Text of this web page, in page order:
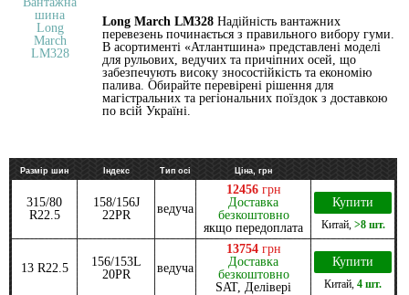
Long March LM328 Надійність вантажних
перевезень починається з правильного вибору гуми.
В асортименті «Атлантшина» представлені моделі
для рульових, ведучих та причіпних осей, що
забезпечують високу зносостійкість та економію
палива. Обирайте перевірені рішення для
магістральних та регіональних поїздок з доставкою
по всій Україні.
Размір шин Індекс Тип осі Ціна, грн
315/80
R22.5
158/156J
22PR
ведуча
12456 грн
Доставка
безкоштовно
якщо передоплата
Купити
Китай, >8 шт.
13 R22.5
156/153L
20PR
ведуча
13754 грн
Доставка
безкоштовно
SAT, Делівері
Купити
Китай 4 шт.